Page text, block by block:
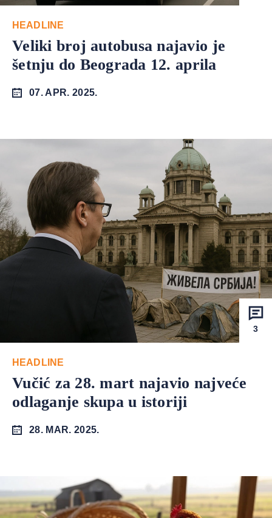
HEADLINE
Veliki broj autobusa najavio je
šetnju do Beograda 12. aprila
07. APR. 2025.
3
HEADLINE
Vučić za 28. mart najavio najveće
odlaganje skupa u istoriji
28. MAR. 2025.